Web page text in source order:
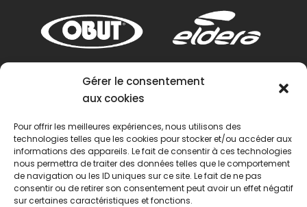
Gérer le consentement
aux cookies
Pour offrir les meilleures expériences, nous utilisons des
technologies telles que les cookies pour stocker et/ou accéder aux
informations des appareils. Le fait de consentir à ces technologies
nous permettra de traiter des données telles que le comportement
de navigation ou les ID uniques sur ce site. Le fait de ne pas
consentir ou de retirer son consentement peut avoir un effet négatif
sur certaines caractéristiques et fonctions.